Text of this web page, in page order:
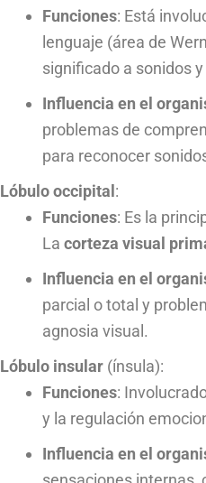
Funciones: Está
lenguaje (área de
significado a sonidos
Influencia en el
problemas de
para reconocer
Lóbulo occipital:
Funciones: Es la
La corteza visual
Influencia en el
parcial o total y
agnosia visual.
Lóbulo insular (ínsula):
Funciones:
y la regulación
Influencia en el